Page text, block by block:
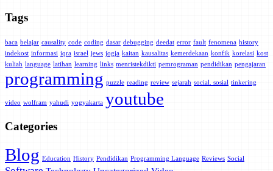
Tags
baca belajar causality code coding dasar debugging deedat error fault fenomena history
indekost informasi iqra israel jews jogja kaitan kausalitas kemerdekaan konfik korelasi kost
kuliah language latihan learning links menristekdikti pemrograman pendidikan pengajaran
programming puzzle reading review sejarah social. sosial tinkering
video wolfram yahudi yogyakarta youtube
Categories
Blog Education History Pendidikan Programming Language Reviews Social